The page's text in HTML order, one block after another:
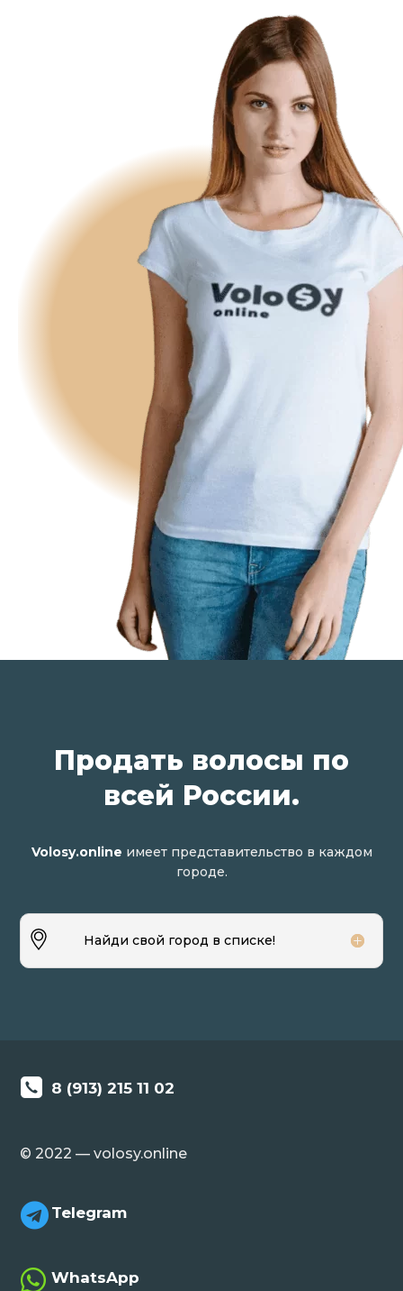
Продать волосы по
всей России.
Volosy.online имеет представительство в каждом
городе.
Найди свой город в списке!
8 (913) 215 11 02
© 2022 — volosy.online
 Telegram
 WhatsApp